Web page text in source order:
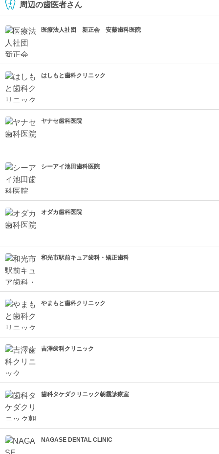
周辺の歯医者さん
医療法人社団 新正会 安藤歯科医院
はしもと歯科クリニック
ヤナセ歯科医院
シーアイ池田歯科医院
オダカ歯科医院
和光市駅前キュア歯科・矯正歯科
やまもと歯科クリニック
吉澤歯科クリニック
歯科タケダクリニック朝霞診療室
NAGASE DENTAL CLINIC